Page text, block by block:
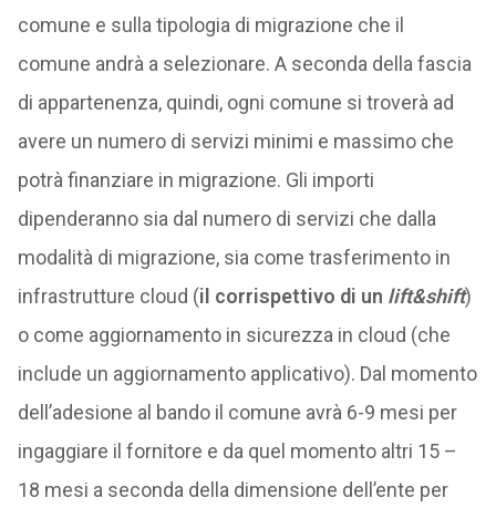
comune e sulla tipologia di migrazione che il
comune andrà a selezionare. A seconda della fascia
di appartenenza, quindi, ogni comune si troverà ad
avere un numero di servizi minimi e massimo che
potrà finanziare in migrazione. Gli importi
dipenderanno sia dal numero di servizi che dalla
modalità di migrazione, sia come trasferimento in
infrastrutture cloud (il corrispettivo di un lift&shift)
o come aggiornamento in sicurezza in cloud (che
include un aggiornamento applicativo). Dal momento
dell’adesione al bando il comune avrà 6-9 mesi per
ingaggiare il fornitore e da quel momento altri 15 –
18 mesi a seconda della dimensione dell’ente per